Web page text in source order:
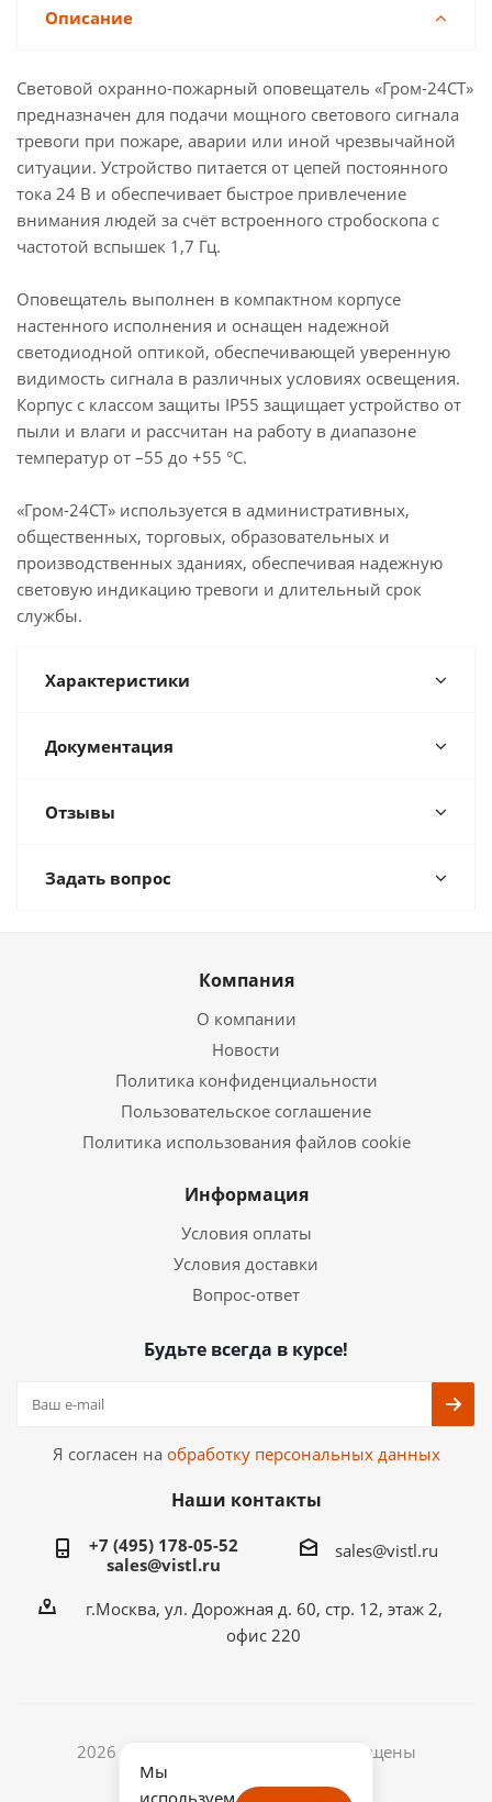
Описание
Световой охранно-пожарный оповещатель «Гром-24СТ»
предназначен для подачи мощного светового сигнала
тревоги при пожаре, аварии или иной чрезвычайной
ситуации. Устройство питается от цепей постоянного
тока 24 В и обеспечивает быстрое привлечение
внимания людей за счёт встроенного стробоскопа с
частотой вспышек 1,7 Гц.
Оповещатель выполнен в компактном корпусе
настенного исполнения и оснащен надежной
светодиодной оптикой, обеспечивающей уверенную
видимость сигнала в различных условиях освещения.
Корпус с классом защиты IP55 защищает устройство от
пыли и влаги и рассчитан на работу в диапазоне
температур от –55 до +55 °C.
«Гром-24СТ» используется в административных,
общественных, торговых, образовательных и
производственных зданиях, обеспечивая надежную
световую индикацию тревоги и длительный срок
службы.
Характеристики
Документация
Отзывы
Задать вопрос
Компания
О компании
Новости
Политика конфиденциальности
Пользовательское соглашение
Политика использования файлов cookie
Информация
Условия оплаты
Условия доставки
Вопрос-ответ
Будьте всегда в курсе!
Я согласен на обработку персональных данных
Наши контакты
+7 (495) 178-05-52
sales@vistl.ru
sales@vistl.ru
г.Москва, ул. Дорожная д. 60, стр. 12, этаж 2,
офис 220
2026 © ООО ВИСТЛ. Все права защищены
Мы
используем